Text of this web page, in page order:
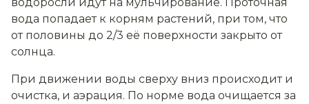
вода попадает к корням растений, при том, что
от половины до 2/3 её поверхности закрыто от
солнца.
При движении воды сверху вниз происходит и
очистка, и аэрация. По норме вода очищается за